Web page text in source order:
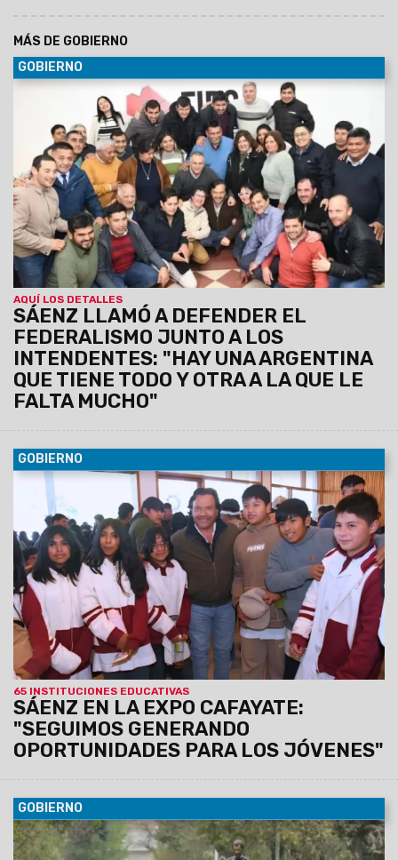
MÁS DE GOBIERNO
GOBIERNO
AQUÍ LOS DETALLES
SÁENZ LLAMÓ A DEFENDER EL
FEDERALISMO JUNTO A LOS
INTENDENTES: "HAY UNA ARGENTINA
QUE TIENE TODO Y OTRA A LA QUE LE
FALTA MUCHO"
30/06/2029
Al participar de la Asamblea del Foro de
intendentes donde se ratificó la conducción de Marcelo
Moisés y Efraín Orosco, el Gobernador destacó el orden
financiero de Salta pese a la deuda heredada y el escenario
nacional. Aseguró que Gobierno provincial y los intendentes
forman un mismo equipo, unidos por la gente.
GOBIERNO
65 INSTITUCIONES EDUCATIVAS
SÁENZ EN LA EXPO CAFAYATE:
"SEGUIMOS GENERANDO
OPORTUNIDADES PARA LOS JÓVENES"
09/08/2026
El Gobernador estuvo presente en la muestra
que contó con la participación de más de 65 instituciones.
Colegios secundarios, universidades, institutos de
educación superior, centros de formación profesional
y otras instituciones presentaron sus planes de
estudio e iniciativas de inserción laboral.
GOBIERNO
09/08/2026 También incluye las paradas que una vez
finalizada la procesión volverán a su ubicación habitual.